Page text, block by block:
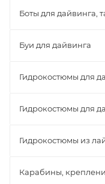
Боты для дайвинга,
Буи для дайвинга
Гидрокостюмы для
Гидрокостюмы для
Гидрокостюмы из
Карабины,